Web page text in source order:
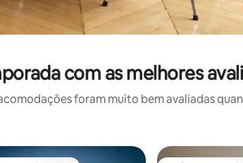
com as melhores
foram muito bem avaliadas